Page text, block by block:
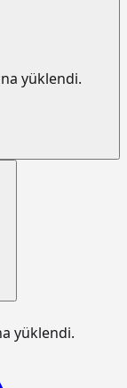
yüklendi.
yüklendi.